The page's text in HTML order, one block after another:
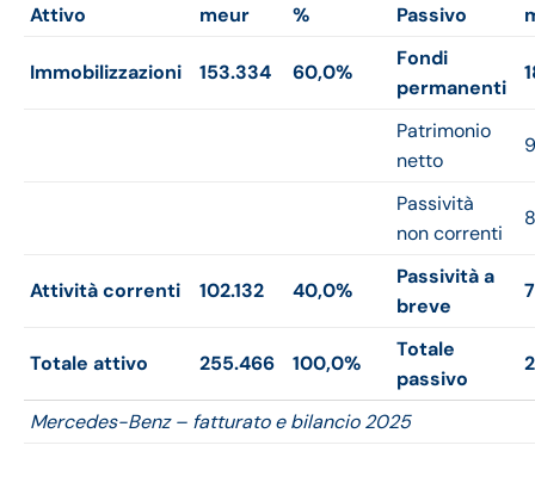
Attivo meur % Passivo
Immobilizzazioni 153.334 60,0%
Fondi
permanenti
Patrimonio
netto
Passività
non correnti
Attività correnti 102.132 40,0%
Passività a
breve
Totale attivo 255.466 100,0%
Totale
passivo
Mercedes-Benz – fatturato e bilancio 2025